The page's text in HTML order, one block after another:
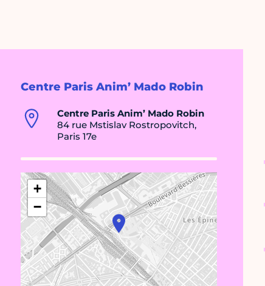
Centre Paris Anim’ Mado Robin
Centre Paris Anim’ Mado Robin
84 rue Mstislav Rostropovitch,
Paris 17e
+
−